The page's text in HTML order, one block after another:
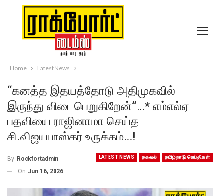
Home Latest News
“கனத்த இதயத்தோடு அதிமுகவில்
இருந்து விடைபெறுகிறேன்”…* எம்எல்ஏ
பதவியை ராஜினாமா செய்த
சி.விஜயபாஸ்கர் உருக்கம்…!
LATEST NEWS தகவல் தமிழ்நாடு செய்திகள்
By Rockfortadmin
On Jun 16, 2026